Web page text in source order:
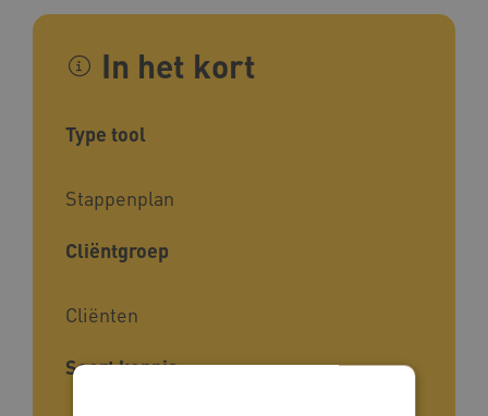
In het kort
Type tool
Stappenplan
Cliëntgroep
Cliënten
Soort kennis